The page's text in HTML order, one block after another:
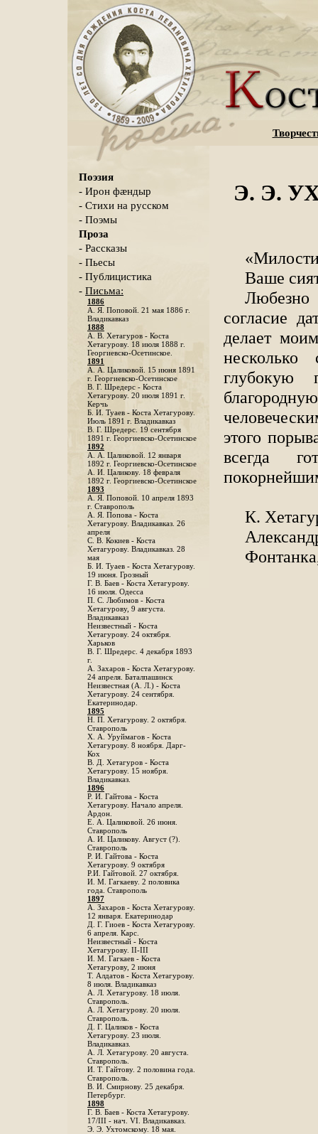
Поэзия
- Ирон фæндыр
- Стихи на русском
- Поэмы
Проза
- Рассказы
- Пьесы
- Публицистика
- Письма:
1886
А. Я. Поповой. 21 мая 1886 г.
Владикавказ
1888
A. В. Хетагуров - Коста
Хетагурову. 18 июля 1888 г.
Георгиевско-Осетинское.
1891
А. А. Цаликовой. 15 июня 1891
г. Георгиевско-Осетинское
B. Г. Шредерс - Коста
Хетагурову. 20 июля 1891 г.
Керчь
Б. И. Туаев - Коста Хетагурову.
Июль 1891 г. Владикавказ
В. Г. Шредерс. 19 сентября
1891 г. Георгиевско-Осетинское
1892
А. А. Цаликовой. 12 января
1892 г. Георгиевско-Осетинское
А. И. Цаликову. 18 февраля
1892 г. Георгиевско-Осетинское
1893
А. Я. Поповой. 10 апреля 1893
г. Ставрополь
A. Я. Попова - Коста
Хетагурову. Владикавказ. 26
апреля
С. В. Кокиев - Коста
Хетагурову. Владикавказ. 28
мая
Б. И. Туаев - Коста Хетагурову.
19 июня. Грозный
Г. В. Баев - Коста Хетагурову.
16 июля. Одесса
П. С. Любимов - Коста
Хетагурову, 9 августа.
Владикавказ
Неизвестный - Коста
Хетагурову. 24 октября.
Харьков
B. Г. Шредерс. 4 декабря 1893
г.
А. Захаров - Коста Хетагурову.
24 апреля. Баталпашинск
Неизвестная (А. Л.) - Коста
Хетагурову. 24 сентября.
Екатеринодар.
1895
Н. П. Хетагурову. 2 октября.
Ставрополь
X. А. Уруймагов - Коста
Хетагурову. 8 ноября. Дарг-
Кох
В. Д. Хетагуров - Коста
Хетагурову. 15 ноября.
Владикавказ.
1896
Р. И. Гайтова - Коста
Хетагурову. Начало апреля.
Ардон.
Е. А. Цаликовой. 26 июня.
Ставрополь
А. И. Цаликову. Август (?).
Ставрополь
Р. И. Гайтова - Коста
Хетагурову. 9 октября
Р.И. Гайтовой. 27 октября.
И. М. Гагкаеву. 2 половика
года. Ставрополь
1897
А. Захаров - Коста Хетагурову.
12 января. Екатеринодар
Д. Г. Гиоев - Коста Хетагурову.
6 апреля. Карс.
Неизвестный - Коста
Хетагурову. II-III
И. М. Гагкаев - Коста
Хетагурову, 2 июня
Т. Алдатов - Коста Хетагурову.
8 июля. Владикавказ
А. Л. Хетагурову. 18 июля.
Ставрополь.
А. Л. Хетагурову. 20 июля.
Ставрополь.
Д. Г. Цаликов - Коста
Хетагурову. 23 июля.
Владикавказ.
А. Л. Хетагурову. 20 августа.
Ставрополь.
И. Т. Гайтову. 2 половина года.
Ставрополь.
В. И. Смирнову. 25 декабря.
Петербург.
1898
Г. В. Баев - Коста Хетагурову.
17/III - нач. VI. Владикавказ.
Э. Э. Ухтомскому. 18 мая.
Э. Э.
Ваше
согласие
делает
глубокую
этого
всегда
К.